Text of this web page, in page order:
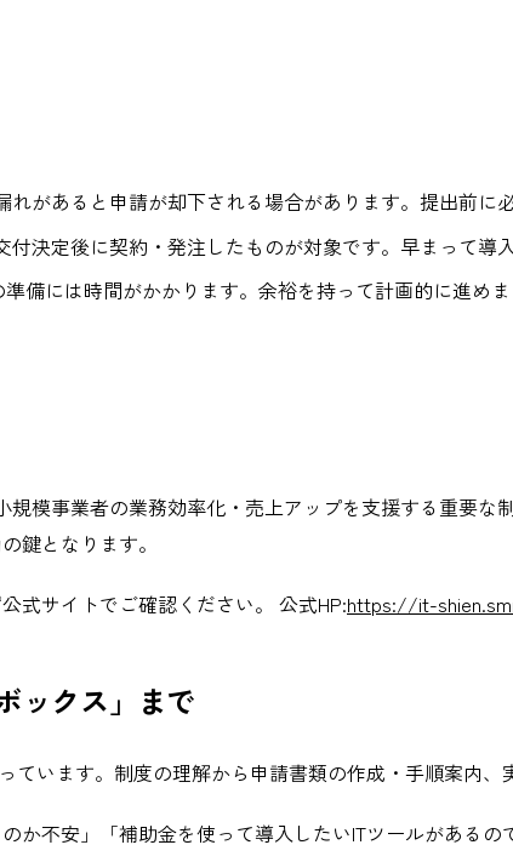
れがあると申請が却下される場合があります。提出前に
付決定後に契約・発注したものが対象です。早まって導
備には時間がかかります。余裕を持って計画的に進めま
模事業者の業務効率化・売上アップを支援する重要
鍵となります。
式サイトでご確認ください。 公式HP:https://it-
ックス」まで
います。制度の理解から申請書類の作成・手順案内、
か不安」「補助金を使って導入したいITツールがある